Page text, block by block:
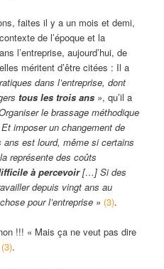
faites il y a un mois et demi,
de l’époque et la
l’entreprise, aujourd’hui, de
méritent d’être citées : Il a
dans l’entreprise, dont
tous les trois ans », qu’il a
le brassage méthodique
imposer un changement de
est lourd, même si certains
représente des coûts
à percevoir[…] Si des
depuis vingt ans au
pour l’entreprise » (3).
!!! « Mais ça ne veut pas dire
(3).